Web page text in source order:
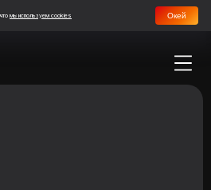
мы используем cookies Окей